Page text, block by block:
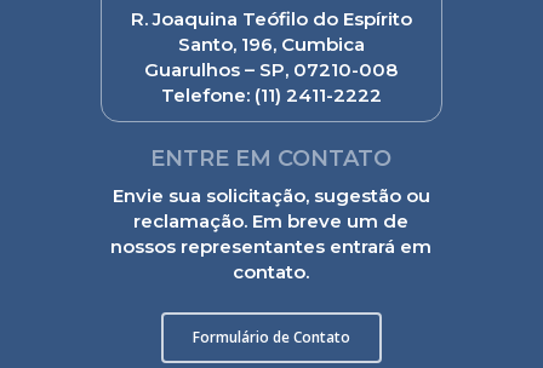
R. Joaquina Teófilo do Espírito
Santo, 196, Cumbica
Guarulhos – SP, 07210-008
Telefone:(11) 2411-2222
ENTRE EM CONTATO
Envie sua solicitação, sugestão ou
reclamação. Em breve um de
nossos representantes entrará em
contato.
Formulário de Contato